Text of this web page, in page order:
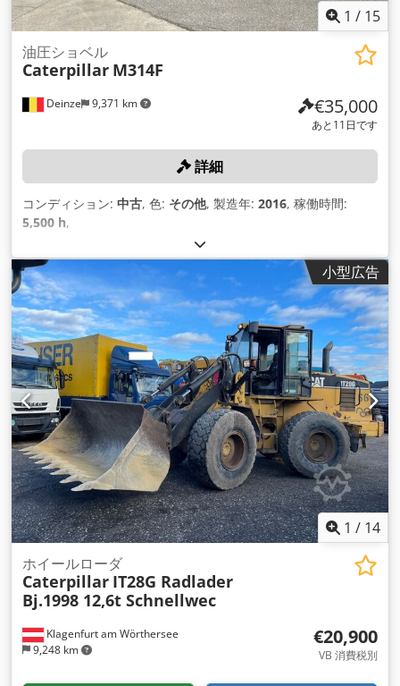
1 / 15
Deinze 9,371 km
油圧ショベル
Caterpillar M314F
€35,000
あと11日です
詳細
コンディション: 中古, 色: その他, 製造年: 2016, 稼働時間:
5,500 h,
小型広告
1 / 14
Klagenfurt am Wörthersee
9,248 km
ホイールローダ
Caterpillar IT28G Radlader
Bj.1998 12,6t Schnellwec
€20,900
VB 消費税別